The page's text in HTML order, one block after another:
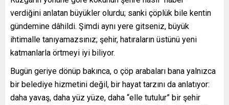
verdiğini anlatan büyükler olurdu; sanki çöplük bile kentin
gündemine dâhildi. Şimdi aynı yere gitseniz, büyük
ihtimalle tanıyamazsınız; şehir, hatıraların üstünü yeni
katmanlarla örtmeyi iyi biliyor.
Bugün geriye dönüp bakınca, o çöp arabaları bana yalnızca
bir belediye hizmetini değil, bir hayat tarzını da anlatıyor:
daha yavaş, daha yüz yüze, daha “elle tutulur” bir şehir